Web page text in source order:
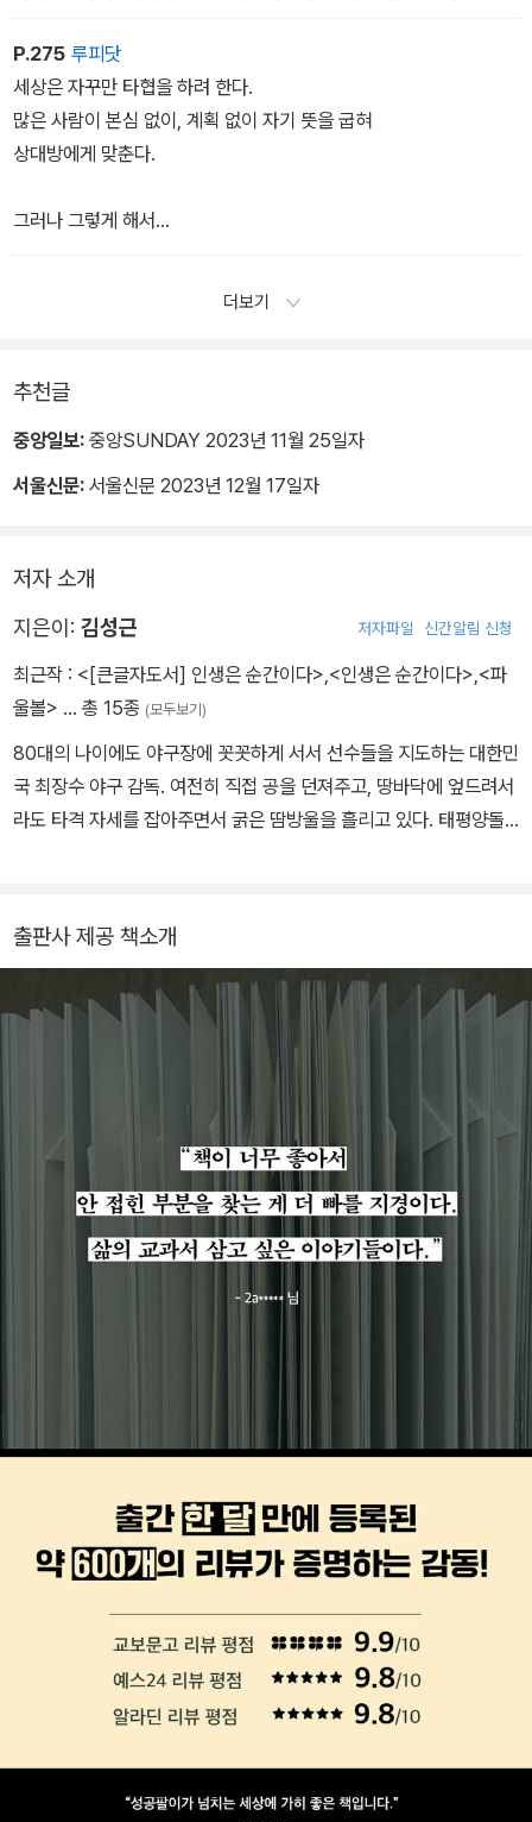
지 않게 되고 나중에는 걷잡을 수 없을 만큼 각자 따로 놀게 된다.
P.275 루피닷
세상은 자꾸만 타협을 하려 한다.
많은 사람이 본심 없이, 계획 없이 자기 뜻을 굽혀
상대방에게 맞춘다.
그러나 그렇게 해서
어떻게 새로운 아이디어가 나오고 문제가 해결이 될까?
더보기
추천글
중앙일보: 중앙SUNDAY 2023년 11월 25일자
서울신문: 서울신문 2023년 12월 17일자
저자 소개
지은이: 김성근 저자파일 신간알림 신청
최근작 : <[큰글자도서] 인생은 순간이다> <인생은 순간이다> <파
울볼> … 총 15종 (모두보기)
80대의 나이에도 야구장에 꼿꼿하게 서서 선수들을 지도하는 대한민
국 최장수 야구 감독. 여전히 직접 공을 던져주고, 땅바닥에 엎드려서
라도 타격 자세를 잡아주면서 굵은 땀방울을 흘리고 있다. 태평양돌
아 감독 1년 차, 단숨에 우승을 거머쥐었고 감독 재임 기간 내내 5번
의 한국시리즈 진출과 3번의 우승이라는 놀라운 성적을 내며 ‘SK와
이번스 왕조 시대’를 열었다는 평가를 받았다. 한국 최초의 독립 구단
인 고양원더스의 감독을 맡고, 일본 지바롯데마린스와 후쿠오카소프
고 종횡무진하며 평생 야구와 함께 살아왔다. 현재는 JTBC 〈최강야
구〉에서 최강몬스터즈 감독을 맡고 있다. 김성근은 야구를 하며 자연
스럽게 인생을 배웠다고 말한다. 지도자로서 수없이 많은 선수를 만
나고 가르치며 인간의 잠재 능력이 얼마나 무한한지 깨달았고, 자식
을 위해 더 엄격해질 수밖에 없는 부모의 심정을 가슴에 새겼다. 봄부
터 가을까지 계속되는 승부 속에서 시련, 위기, 좌절을 끊임없이 마주
깨달음과 함께 담담한 응원을 건넨다.
출판사 제공 책소개